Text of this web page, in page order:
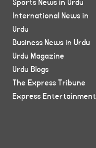
Sports News in Urdu
International News in
Urdu
Business News in Urdu
Urdu Magazine
Urdu Blogs
The Express Tribune
Express Entertainment